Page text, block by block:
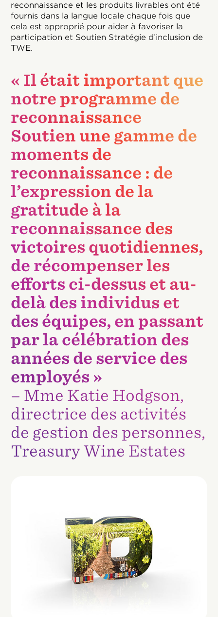
reconnaissance et les produits livrables ont été
fournis dans la langue locale chaque fois que
cela est approprié pour aider à favoriser la
participation et Soutien Stratégie d’inclusion de
TWE.
« Il était important que
notre programme de
reconnaissance
Soutien une gamme de
moments de
reconnaissance : de
l’expression de la
gratitude à la
reconnaissance des
victoires quotidiennes,
de récompenser les
efforts ci-dessus et au-
delà des individus et
des équipes, en passant
par la célébration des
années de service des
employés »
– Mme Katie Hodgson,
directrice des activités
de gestion des personnes,
Treasury Wine Estates